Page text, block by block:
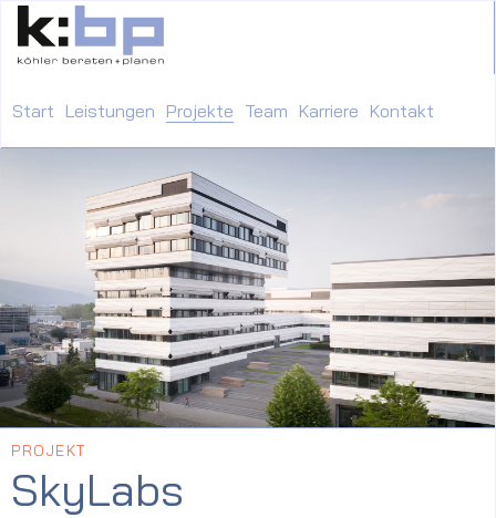
Start Leistungen Projekte Team Karriere Kontakt
PROJEKT
SkyLabs